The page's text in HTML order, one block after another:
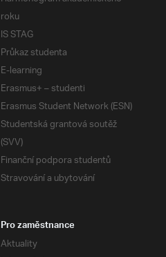
roku
IS STAG
Průkaz studenta
E-learning
Erasmus+ – studenti
Erasmus Student Network (ESN)
Studentská grantová soutěž
(SVV)
Finanční podpora studentů
Stravování a ubytování
Pro zaměstnance
Aktuality